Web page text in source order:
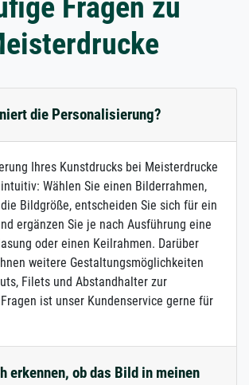
die Personalisierung?
Ihres Kunstdrucks bei Meisterdrucke
Wählen Sie einen Bilderrahmen,
Bildgröße, entscheiden Sie sich für ein
ergänzen Sie je nach Ausführung eine
oder einen Keilrahmen. Darüber
weitere Gestaltungsmöglichkeiten
Filets und Abstandhalter zur
ist unser Kundenservice gerne für
erkennen, ob das Bild in meinen